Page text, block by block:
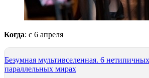
Когда: с 6 апреля
Безумная мультивселенная. 6
параллельных мирах